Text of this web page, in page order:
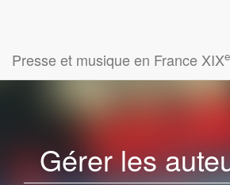
Presse et musique en France XIXe
Gérer les